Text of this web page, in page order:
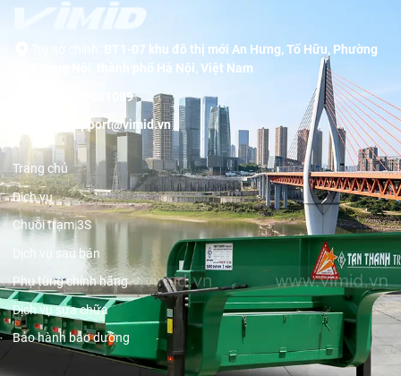
BT1-07 khu đô thị mới An Hưng, Tố Hữu, Phường
Dương Nội, thành phố Hà Nội, Việt Nam
19001089
support@vimid.vn
Trang chủ
Dịch vụ
Chuỗi trạm 3S
Dịch vụ sau bán
Phụ tùng chính hãng
Dịch vụ sửa chữa
Bảo hành bảo dưỡng